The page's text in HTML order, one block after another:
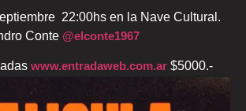
22:00hs en la Nave Cultural.
Conte @elconte1967
www.entradaweb.com.ar $5000.-